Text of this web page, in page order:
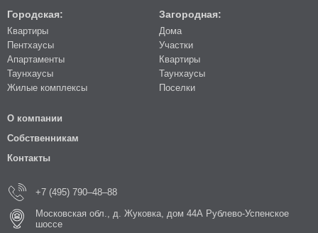
Городская:
Квартиры
Пентхаусы
Апартаменты
Таунхаусы
Жилые комплексы
Загородная:
Дома
Участки
Квартиры
Таунхаусы
Поселки
О компании
Собственникам
Контакты
+7 (495) 790–48–88
Московская обл., д. Жуковка, дом 44А Рублево-Успенское
шоссе